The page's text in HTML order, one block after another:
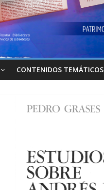
CONTENIDOS TEMÁTICOS